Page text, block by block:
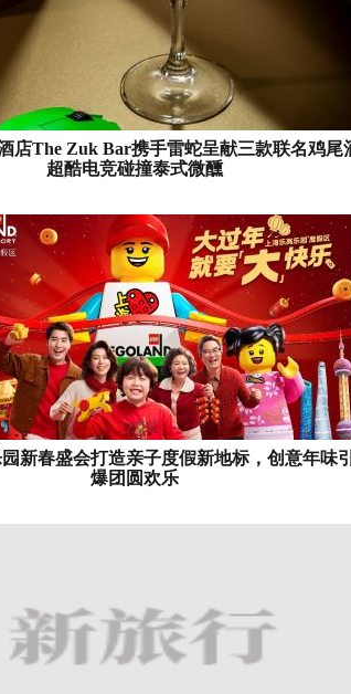
店The Zuk Bar携手雷蛇呈献三款联名鸡尾
超酷电竞碰撞泰式微醺
园新春盛会打造亲子度假新地标，创意年味引
爆团圆欢乐